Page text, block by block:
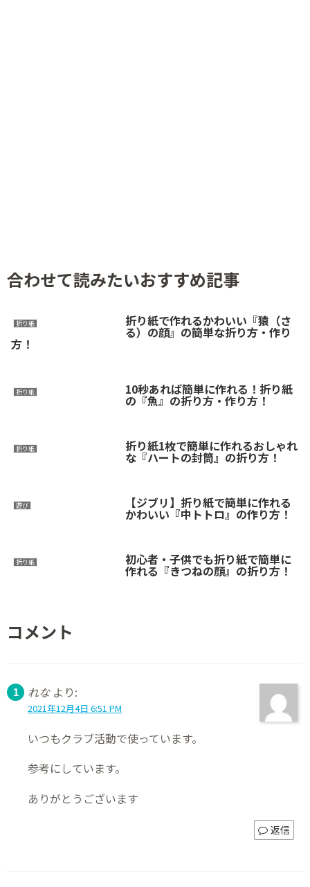
合わせて読みたいおすすめ記事
折り紙 折り紙で作れるかわいい『猿（さ
る）の顔』の簡単な折り方・作り
方！
折り紙 10秒あれば簡単に作れる！折り紙
の『魚』の折り方・作り方！
折り紙 折り紙1枚で簡単に作れるおしゃれ
な『ハートの封筒』の折り方！
遊び 【ジブリ】折り紙で簡単に作れる
かわいい『中トトロ』の作り方！
折り紙 初心者・子供でも折り紙で簡単に
作れる『きつねの顔』の折り方！
コメント
れな より:
2021年12月4日 6:51 PM
いつもクラブ活動で使っています。
参考にしています。
ありがとうございます
返信